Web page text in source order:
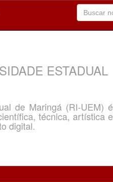
ESTADUAL
de Maringá (RI-UEM) é
técnica, artística e
digital.